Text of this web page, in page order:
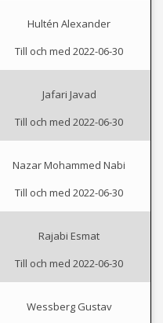
Hultén Alexander
Till och med 2022-06-30
Jafari Javad
Till och med 2022-06-30
Nazar Mohammed Nabi
Till och med 2022-06-30
Rajabi Esmat
Till och med 2022-06-30
Wessberg Gustav